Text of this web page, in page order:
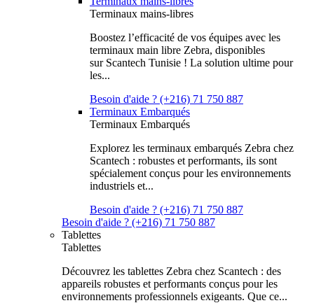
Terminaux mains-libres
Boostez l’efficacité de vos équipes avec les
terminaux main libre Zebra, disponibles
sur Scantech Tunisie ! La solution ultime pour
les...
Besoin d'aide ? (+216) 71 750 887
Terminaux Embarqués
Terminaux Embarqués
Explorez les terminaux embarqués Zebra chez
Scantech : robustes et performants, ils sont
spécialement conçus pour les environnements
industriels et...
Besoin d'aide ? (+216) 71 750 887
Besoin d'aide ? (+216) 71 750 887
Tablettes
Tablettes
Découvrez les tablettes Zebra chez Scantech : des
appareils robustes et performants conçus pour les
environnements professionnels exigeants. Que ce...